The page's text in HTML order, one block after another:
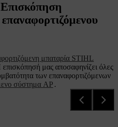
μπαταρία STIHL
μας αποσαφηνίζει όλες
των επαναφορτιζόμενων
σύστημα AP .